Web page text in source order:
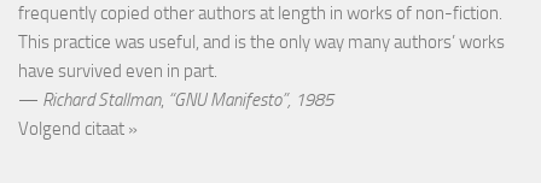
frequently copied other authors at length in works of non-fiction.
This practice was useful, and is the only way many authors’ works
have survived even in part.
— Richard Stallman, “GNU Manifesto”, 1985
Volgend citaat »